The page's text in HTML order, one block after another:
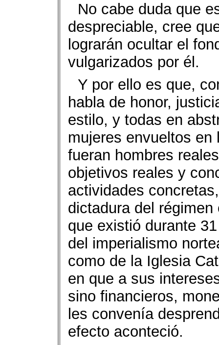
No cabe duda que
despreciable, cree
lograrán ocultar el
vulgarizados por él.
Y por ello es que,
habla de honor,
estilo, y todas en
mujeres envueltos
fueran hombres
objetivos reales y
actividades
dictadura del
que existió durante
del imperialismo
como de la Iglesia
en que a sus
sino financieros,
les convenía
efecto aconteció.